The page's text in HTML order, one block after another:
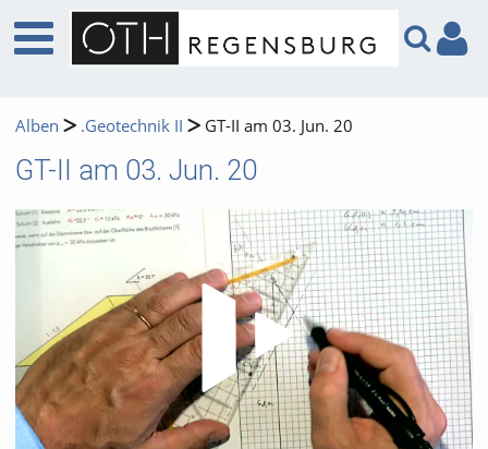
Alben .Geotechnik II GT-II am 03. Jun. 20
GT-II am 03. Jun. 20